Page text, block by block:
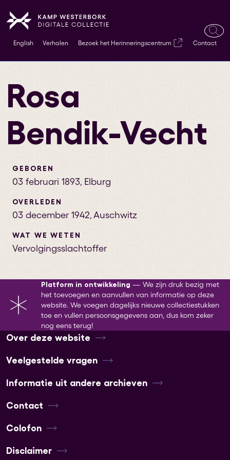
English Verhalen Bezoek het Herinneringscentrum Contact
Rosa
Bendik-Vecht
GEBOREN
03 februari 1893, Elburg
OVERLEDEN
03 december 1942, Auschwitz
WAT WE WETEN
Vervolgingsslachtoffer
Platform in ontwikkeling — We zijn druk bezig met
het toevoegen en aanvullen van informatie op deze
website. We voegen dagelijks nieuwe collectiestukken
toe en vullen persoonsgegevens aan, dus kom zeker
nog eens terug!
Over deze website
Veelgestelde vragen
Informatie uit andere archieven
Contact
Colofon
Disclaimer